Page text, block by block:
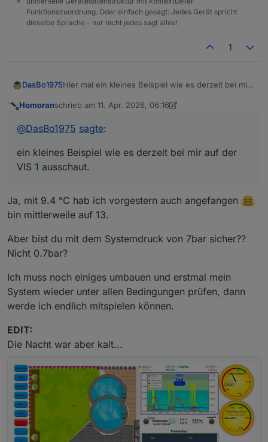
Funktionszuordnung. Oder einfach gesagt: Jedes Gerät spricht
dieselbe Sprache - nur nicht jedes sagt alles!
1
DasBo1975Hier mal ein kleines Beispiel wie es derzeit bei mir
Ist noch alles im Aufbau und eher eine erste
gut.
Eigene Widgets für PoolControl habe ich bisher
noch auf der Liste 😉
Homoranschrieb am 11. Apr. 2026, 06:16
zuletzt editiert von Homoran 4. Nov. 2026, 09:12
@DasBo1975 sagte:
ein kleines Beispiel wie es derzeit bei mir auf der
VIS 1 ausschaut.
Ja, mit 9.4 °C hab ich vorgestern auch angefangen
bin mittlerweile auf 13.
Aber bist du mit dem Systemdruck von 7bar sicher??
Nicht 0.7bar?
Ich muss noch einiges umbauen und erstmal mein
System wieder unter allen Bedingungen prüfen, dann
werde ich endlich mitspielen können.
EDIT:
Die Nacht war aber kalt...